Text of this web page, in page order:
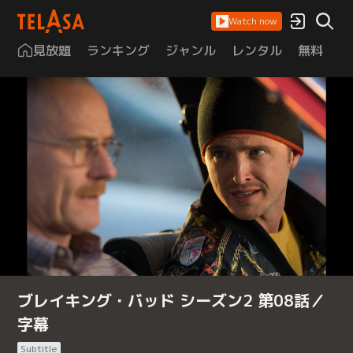
Watch now
見放題 ランキング ジャンル レンタル 無料
ブレイキング・バッド シーズン2 第08話／
字幕
Subtitle